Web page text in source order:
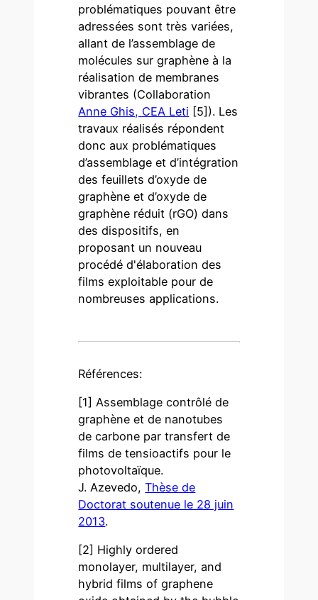
problématiques pouvant être
adressées sont très variées,
allant de l’assemblage de
molécules sur graphène à la
réalisation de membranes
vibrantes (Collaboration
Anne Ghis, CEA Leti [5]). Les
travaux réalisés répondent
donc aux problématiques
d’assemblage et d’intégration
des feuillets d’oxyde de
graphène et d’oxyde de
graphène réduit (rGO) dans
des dispositifs, en
proposant un nouveau
procédé d'élaboration des
films exploitable pour de
nombreuses applications.
Références:
[1] Assemblage contrôlé de
graphène et de nanotubes
de carbone par transfert de
films de tensioactifs pour le
photovoltaïque.
J. Azevedo,Thèse de
Doctorat soutenue le 28 juin
2013.
[2] Highly ordered
monolayer, multilayer, and
hybrid films of graphene